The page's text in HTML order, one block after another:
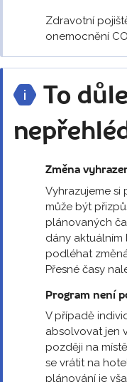
Zdravotní
onemocnění
To
Změna
Vyhrazujeme si
může být
plánovaných
dány
podléhat
Přesné časy
Program není
V případě
absolvovat jen
později na
se vrátit na
plánování je